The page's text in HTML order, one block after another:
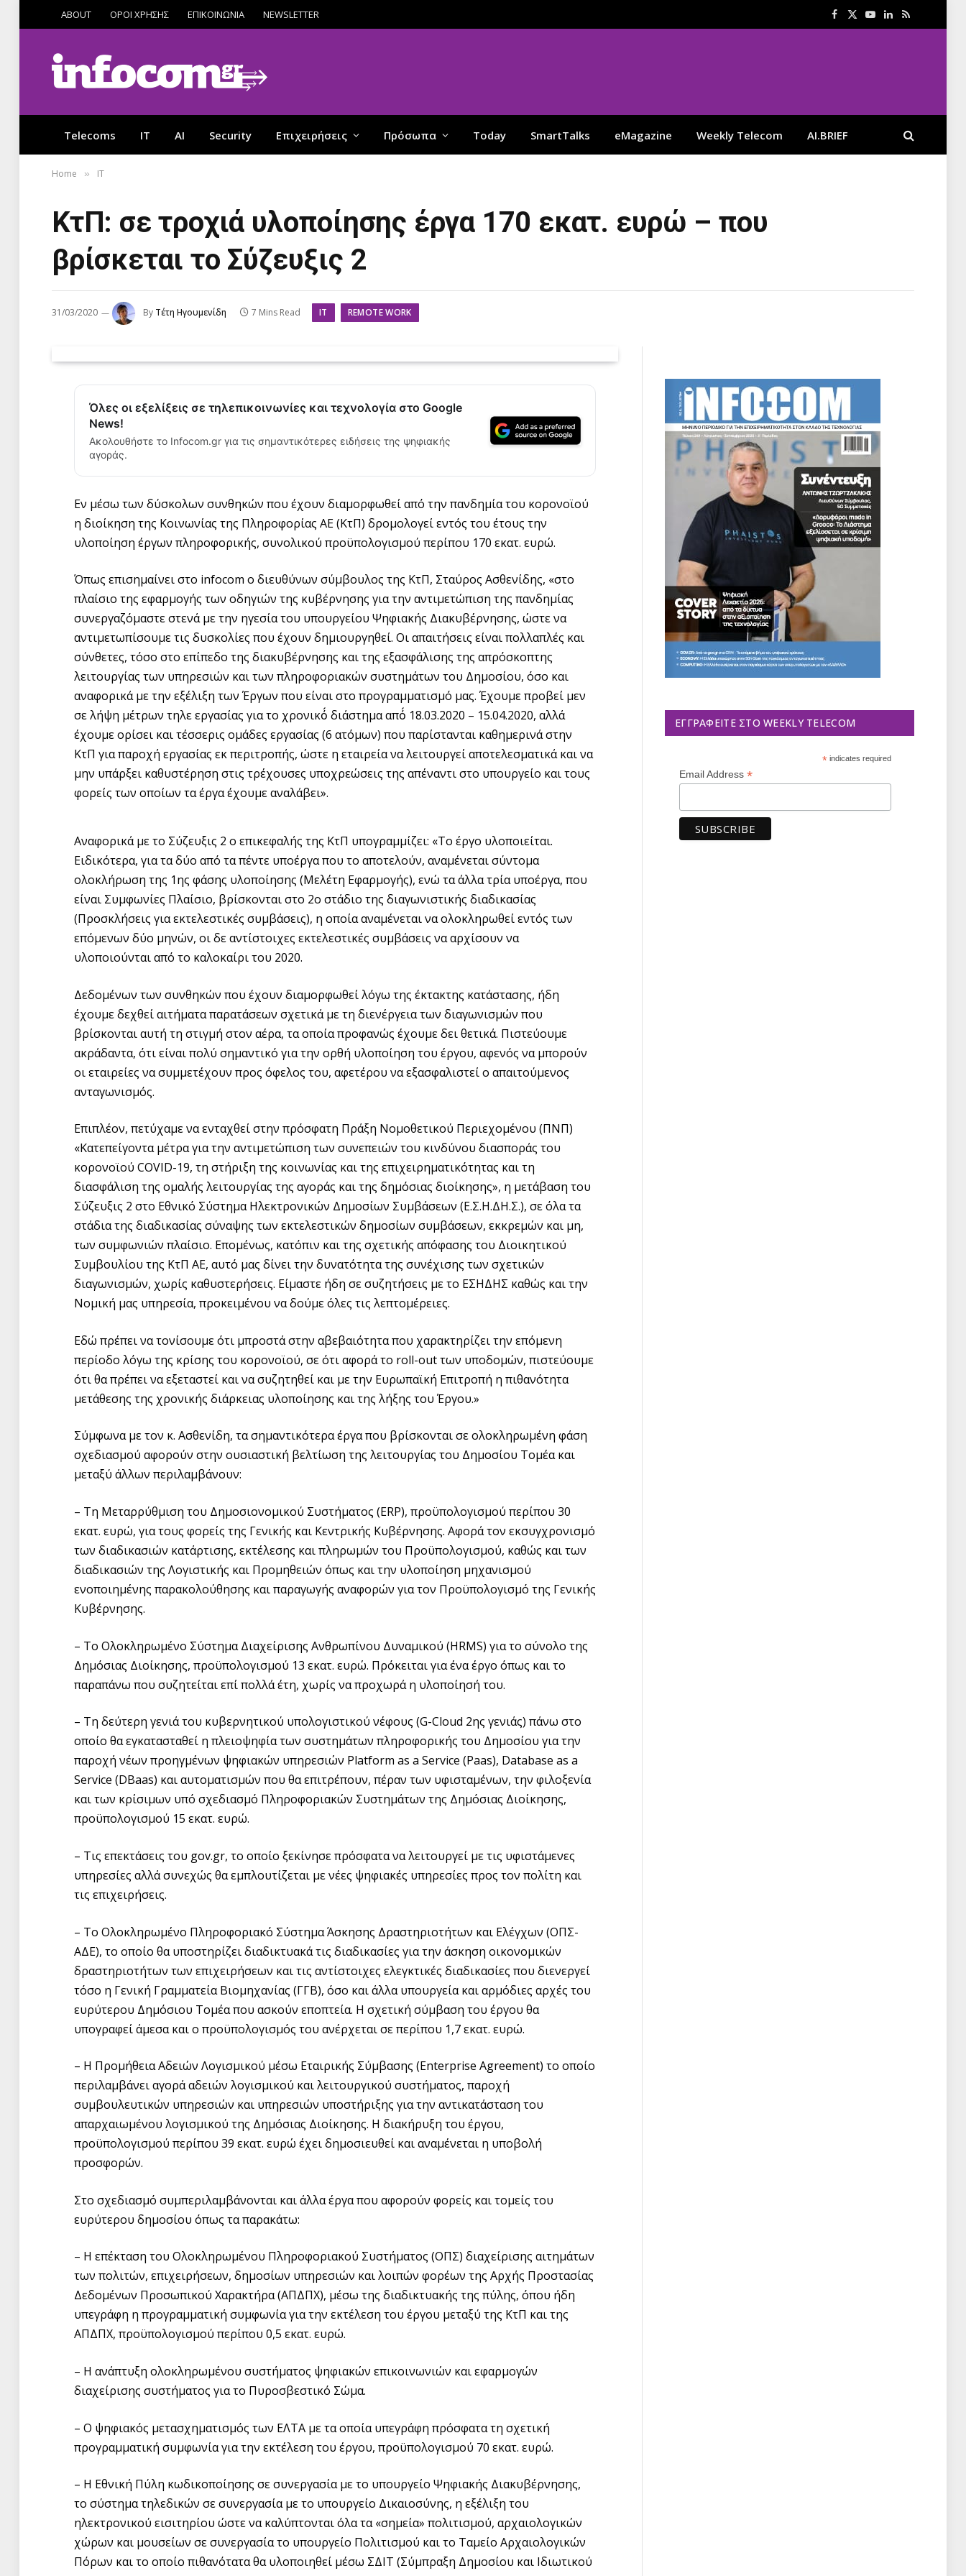
ABOUT ΟΡΟΙ ΧΡΗΣΗΣ ΕΠΙΚΟΙΝΩΝΙΑ NEWSLETTER Facebook
X
YouTube
LinkedIn
RSS
Telecoms IT AI Security Επιχειρήσεις Πρόσωπα Today SmartTalks eMagazine Weekly Telecom AI.BRIEF
Home » IT
ΚτΠ: σε τροχιά υλοποίησης έργα 170 εκατ. ευρώ – που
βρίσκεται το Σύζευξις 2
31/03/2020 By Τέτη Ηγουμενίδη 7 Mins Read IT REMOTE WORK
Όλες οι εξελίξεις σε τηλεπικοινωνίες και τεχνολογία στο Google
News!
Ακολουθήστε το Infocom.gr για τις σημαντικότερες ειδήσεις της ψηφιακής
αγοράς.
Εν μέσω των δύσκολων συνθηκών που έχουν διαμορφωθεί από την πανδημία του κορονοϊού
η διοίκηση της Κοινωνίας της Πληροφορίας ΑΕ (ΚτΠ) δρομολογεί εντός του έτους την
υλοποίηση έργων πληροφορικής, συνολικού προϋπολογισμού περίπου 170 εκατ. ευρώ.
Όπως επισημαίνει στο infocom ο διευθύνων σύμβουλος της ΚτΠ, Σταύρος Ασθενίδης, «στο
πλαίσιο της εφαρμογής των οδηγιών της κυβέρνησης για την αντιμετώπιση της πανδημίας
συνεργαζόμαστε στενά με την ηγεσία του υπουργείου Ψηφιακής Διακυβέρνησης, ώστε να
αντιμετωπίσουμε τις δυσκολίες που έχουν δημιουργηθεί. Οι απαιτήσεις είναι πολλαπλές και
σύνθετες, τόσο στο επίπεδο της διακυβέρνησης και της εξασφάλισης της απρόσκοπτης
λειτουργίας των υπηρεσιών και των πληροφοριακών συστημάτων του Δημοσίου, όσο και
αναφορικά με την εξέλιξη των Έργων που είναι στο προγραμματισμό μας. Έχουμε προβεί μεν
σε λήψη μέτρων τηλε εργασίας για το χρονικό́ διάστημα από́ 18.03.2020 – 15.04.2020, αλλά
έχουμε ορίσει και τέσσερις ομάδες εργασίας (6 ατόμων) που παρίστανται καθημερινά στην
ΚτΠ για παροχή εργασίας εκ περιτροπής, ώστε η εταιρεία να λειτουργεί αποτελεσματικά και να
μην υπάρξει καθυστέρηση στις τρέχουσες υποχρεώσεις της απέναντι στο υπουργείο και τους
φορείς των οποίων τα έργα έχουμε αναλάβει».
Αναφορικά με το Σύζευξις 2 ο επικεφαλής της ΚτΠ υπογραμμίζει: «Το έργο υλοποιείται.
Ειδικότερα, για τα δύο από τα πέντε υποέργα που το αποτελούν, αναμένεται σύντομα
ολοκλήρωση της 1ης φάσης υλοποίησης (Μελέτη Εφαρμογής), ενώ τα άλλα τρία υποέργα, που
είναι Συμφωνίες Πλαίσιο, βρίσκονται στο 2ο στάδιο της διαγωνιστικής διαδικασίας
(Προσκλήσεις για εκτελεστικές συμβάσεις), η οποία αναμένεται να ολοκληρωθεί εντός των
επόμενων δύο μηνών, οι δε αντίστοιχες εκτελεστικές συμβάσεις να αρχίσουν να
υλοποιούνται από το καλοκαίρι του 2020.
Δεδομένων των συνθηκών που έχουν διαμορφωθεί λόγω της έκτακτης κατάστασης, ήδη
έχουμε δεχθεί αιτήματα παρατάσεων σχετικά με τη διενέργεια των διαγωνισμών που
βρίσκονται αυτή τη στιγμή στον αέρα, τα οποία προφανώς έχουμε δει θετικά. Πιστεύουμε
ακράδαντα, ότι είναι πολύ σημαντικό για την ορθή υλοποίηση του έργου, αφενός να μπορούν
οι εταιρείες να συμμετέχουν προς όφελος του, αφετέρου να εξασφαλιστεί ο απαιτούμενος
ανταγωνισμός.
Επιπλέον, πετύχαμε να ενταχθεί στην πρόσφατη Πράξη Νομοθετικού Περιεχομένου (ΠΝΠ)
«Κατεπείγοντα μέτρα για την αντιμετώπιση των συνεπειών του κινδύνου διασποράς του
κορονοϊού COVID-19, τη στήριξη της κοινωνίας και της επιχειρηματικότητας και τη
διασφάλιση της ομαλής λειτουργίας της αγοράς και της δημόσιας διοίκησης», η μετάβαση του
Σύζευξις 2 στο Εθνικό Σύστημα Ηλεκτρονικών Δημοσίων Συμβάσεων (Ε.Σ.Η.ΔΗ.Σ.), σε όλα τα
στάδια της διαδικασίας σύναψης των εκτελεστικών δημοσίων συμβάσεων, εκκρεμών και μη,
των συμφωνιών πλαίσιο. Επομένως, κατόπιν και της σχετικής απόφασης του Διοικητικού
Συμβουλίου της ΚτΠ ΑΕ, αυτό μας δίνει την δυνατότητα της συνέχισης των σχετικών
διαγωνισμών, χωρίς καθυστερήσεις. Είμαστε ήδη σε συζητήσεις με το ΕΣΗΔΗΣ καθώς και την
Νομική μας υπηρεσία, προκειμένου να δούμε όλες τις λεπτομέρειες.
Εδώ πρέπει να τονίσουμε ότι μπροστά στην αβεβαιότητα που χαρακτηρίζει την επόμενη
περίοδο λόγω της κρίσης του κορονοϊού, σε ότι αφορά το roll-out των υποδομών, πιστεύουμε
ότι θα πρέπει να εξεταστεί και να συζητηθεί και με την Ευρωπαϊκή Επιτροπή η πιθανότητα
μετάθεσης της χρονικής διάρκειας υλοποίησης και της λήξης του Έργου.»
Σύμφωνα με τον κ. Ασθενίδη, τα σημαντικότερα έργα που βρίσκονται σε ολοκληρωμένη φάση
σχεδιασμού αφορούν στην ουσιαστική βελτίωση της λειτουργίας του Δημοσίου Τομέα και
μεταξύ άλλων περιλαμβάνουν:
– Τη Μεταρρύθμιση του Δημοσιονομικού Συστήματος (ERP), προϋπολογισμού περίπου 30
εκατ. ευρώ, για τους φορείς της Γενικής και Κεντρικής Κυβέρνησης. Αφορά τον εκσυγχρονισμό
των διαδικασιών κατάρτισης, εκτέλεσης και πληρωμών του Προϋπολογισμού, καθώς και των
διαδικασιών της Λογιστικής και Προμηθειών όπως και την υλοποίηση μηχανισμού
ενοποιημένης παρακολούθησης και παραγωγής αναφορών για τον Προϋπολογισμό της Γενικής
Κυβέρνησης.
– Το Ολοκληρωμένο Σύστημα Διαχείρισης Ανθρωπίνου Δυναμικού (HRMS) για το σύνολο της
Δημόσιας Διοίκησης, προϋπολογισμού 13 εκατ. ευρώ. Πρόκειται για ένα έργο όπως και το
παραπάνω που συζητείται επί πολλά έτη, χωρίς να προχωρά η υλοποίησή του.
– Τη δεύτερη γενιά του κυβερνητικού υπολογιστικού νέφους (G-Cloud 2ης γενιάς) πάνω στο
οποίο θα εγκατασταθεί η πλειοψηφία των συστημάτων πληροφορικής του Δημοσίου για την
παροχή νέων προηγμένων ψηφιακών υπηρεσιών Platform as a Service (Paas), Database as a
Service (DBaas) και αυτοματισμών που θα επιτρέπουν, πέραν των υφισταμένων, την φιλοξενία
και των κρίσιμων υπό σχεδιασμό Πληροφοριακών Συστημάτων της Δημόσιας Διοίκησης,
προϋπολογισμού 15 εκατ. ευρώ.
– Τις επεκτάσεις του gov.gr, το οποίο ξεκίνησε πρόσφατα να λειτουργεί με τις υφιστάμενες
υπηρεσίες αλλά συνεχώς θα εμπλουτίζεται με νέες ψηφιακές υπηρεσίες προς τον πολίτη και
τις επιχειρήσεις.
– Το Ολοκληρωμένο Πληροφοριακό Σύστημα Άσκησης Δραστηριοτήτων και Ελέγχων (ΟΠΣ-
ΑΔΕ), το οποίο θα υποστηρίζει διαδικτυακά τις διαδικασίες για την άσκηση οικονομικών
δραστηριοτήτων των επιχειρήσεων και τις αντίστοιχες ελεγκτικές διαδικασίες που διενεργεί
τόσο η Γενική Γραμματεία Βιομηχανίας (ΓΓΒ), όσο και άλλα υπουργεία και αρμόδιες αρχές του
ευρύτερου Δημόσιου Τομέα που ασκούν εποπτεία. Η σχετική σύμβαση του έργου θα
υπογραφεί άμεσα και ο προϋπολογισμός του ανέρχεται σε περίπου 1,7 εκατ. ευρώ.
– H Προμήθεια Αδειών Λογισμικού μέσω Εταιρικής Σύμβασης (Enterprise Agreement) το οποίο
περιλαμβάνει αγορά αδειών λογισμικού και λειτουργικού συστήματος, παροχή
συμβουλευτικών υπηρεσιών και υπηρεσιών υποστήριξης για την αντικατάσταση του
απαρχαιωμένου λογισμικού της Δημόσιας Διοίκησης. Η διακήρυξη του έργου,
προϋπολογισμού περίπου 39 εκατ. ευρώ έχει δημοσιευθεί και αναμένεται η υποβολή
προσφορών.
Στο σχεδιασμό συμπεριλαμβάνονται και άλλα έργα που αφορούν φορείς και τομείς του
ευρύτερου δημοσίου όπως τα παρακάτω:
– Η επέκταση του Ολοκληρωμένου Πληροφοριακού Συστήματος (ΟΠΣ) διαχείρισης αιτημάτων
των πολιτών, επιχειρήσεων, δημοσίων υπηρεσιών και λοιπών φορέων της Αρχής Προστασίας
Δεδομένων Προσωπικού Χαρακτήρα (ΑΠΔΠΧ), μέσω της διαδικτυακής της πύλης, όπου ήδη
υπεγράφη η προγραμματική συμφωνία για την εκτέλεση του έργου μεταξύ της ΚτΠ και της
ΑΠΔΠΧ, προϋπολογισμού περίπου 0,5 εκατ. ευρώ.
– Η ανάπτυξη ολοκληρωμένου συστήματος ψηφιακών επικοινωνιών και εφαρμογών
διαχείρισης συστήματος για το Πυροσβεστικό Σώμα.
– Ο ψηφιακός μετασχηματισμός των ΕΛΤΑ με τα οποία υπεγράφη πρόσφατα τη σχετική
προγραμματική συμφωνία για την εκτέλεση του έργου, προϋπολογισμού 70 εκατ. ευρώ.
– Η Εθνική Πύλη κωδικοποίησης σε συνεργασία με το υπουργείο Ψηφιακής Διακυβέρνησης,
το σύστημα τηλεδικών σε συνεργασία με το υπουργείο Δικαιοσύνης, η εξέλιξη του
ηλεκτρονικού εισιτηρίου ώστε να καλύπτονται όλα τα «σημεία» πολιτισμού, αρχαιολογικών
χώρων και μουσείων σε συνεργασία το υπουργείο Πολιτισμού και το Ταμείο Αρχαιολογικών
Πόρων και το οποίο πιθανότατα θα υλοποιηθεί μέσω ΣΔΙΤ (Σύμπραξη Δημοσίου και Ιδιωτικού
ΕΓΓΡΑΦΕΊΤΕ ΣΤΟ WEEKLY TELECOM
*indicates required
Email Address *